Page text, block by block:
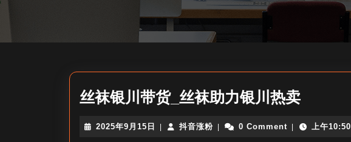
丝袜银川带货_丝袜助力银川热卖丝
银
2025年9月15日
2025 抖音涨粉抖
0 Comment 上午10:50